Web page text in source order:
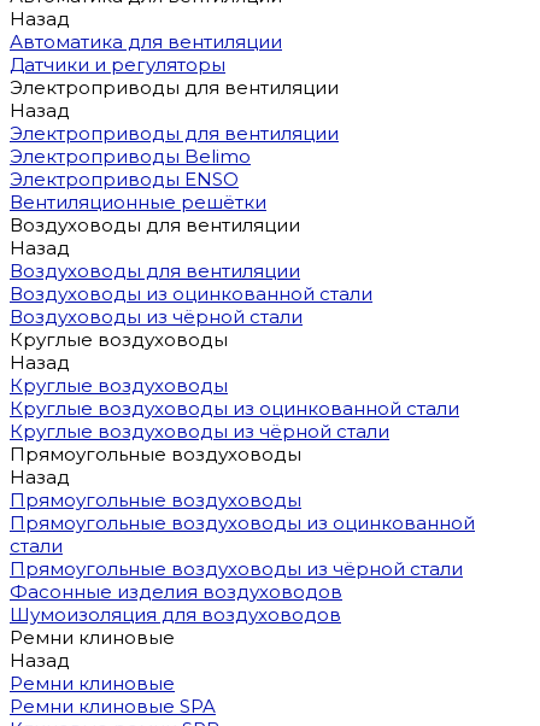
Назад
Автоматика для вентиляции
Датчики и регуляторы
Электроприводы для вентиляции
Назад
Электроприводы для вентиляции
Электроприводы Belimo
Электроприводы ENSO
Вентиляционные решётки
Воздуховоды для вентиляции
Назад
Воздуховоды для вентиляции
Воздуховоды из оцинкованной стали
Воздуховоды из чёрной стали
Круглые воздуховоды
Назад
Круглые воздуховоды
Круглые воздуховоды из оцинкованной стали
Круглые воздуховоды из чёрной стали
Прямоугольные воздуховоды
Назад
Прямоугольные воздуховоды
Прямоугольные воздуховоды из оцинкованной
стали
Прямоугольные воздуховоды из чёрной стали
Фасонные изделия воздуховодов
Шумоизоляция для воздуховодов
Ремни клиновые
Назад
Ремни клиновые
Ремни клиновые SPA